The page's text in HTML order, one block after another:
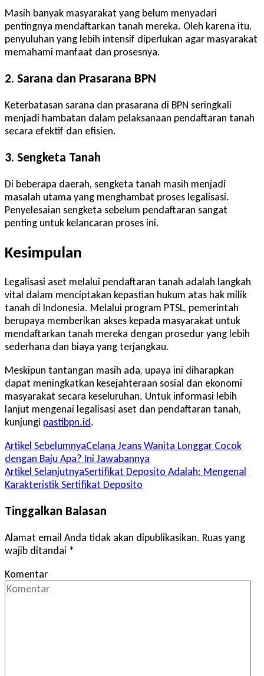
Masih banyak masyarakat yang belum menyadari
pentingnya mendaftarkan tanah mereka. Oleh karena itu,
penyuluhan yang lebih intensif diperlukan agar masyarakat
memahami manfaat dan prosesnya.
2. Sarana dan Prasarana BPN
Keterbatasan sarana dan prasarana di BPN seringkali
menjadi hambatan dalam pelaksanaan pendaftaran tanah
secara efektif dan efisien.
3. Sengketa Tanah
Di beberapa daerah, sengketa tanah masih menjadi
masalah utama yang menghambat proses legalisasi.
Penyelesaian sengketa sebelum pendaftaran sangat
penting untuk kelancaran proses ini.
Kesimpulan
Legalisasi aset melalui pendaftaran tanah adalah langkah
vital dalam menciptakan kepastian hukum atas hak milik
tanah di Indonesia. Melalui program PTSL, pemerintah
berupaya memberikan akses kepada masyarakat untuk
mendaftarkan tanah mereka dengan prosedur yang lebih
sederhana dan biaya yang terjangkau.
Meskipun tantangan masih ada, upaya ini diharapkan
dapat meningkatkan kesejahteraan sosial dan ekonomi
masyarakat secara keseluruhan. Untuk informasi lebih
lanjut mengenai legalisasi aset dan pendaftaran tanah,
kunjungi pastibpn.id.
Navigasi
Artikel
Artikel SebelumnyaCelana Jeans Wanita Longgar Cocok
dengan Baju Apa? Ini Jawabannya
Artikel SelanjutnyaSertifikat Deposito Adalah: Mengenal
Karakteristik Sertifikat Deposito
Tinggalkan Balasan
Alamat email Anda tidak akan dipublikasikan. Ruas yang
wajib ditandai *
Komentar